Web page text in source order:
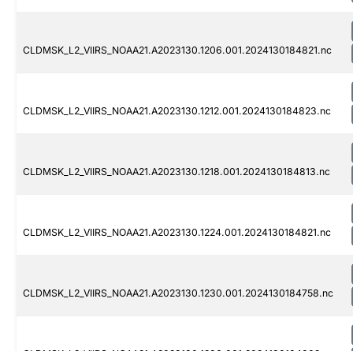
CLDMSK_L2_VIIRS_NOAA21.A2023130.1206.001.2024130184821.nc
CLDMSK_L2_VIIRS_NOAA21.A2023130.1212.001.2024130184823.nc
CLDMSK_L2_VIIRS_NOAA21.A2023130.1218.001.2024130184813.nc
CLDMSK_L2_VIIRS_NOAA21.A2023130.1224.001.2024130184821.nc
CLDMSK_L2_VIIRS_NOAA21.A2023130.1230.001.2024130184758.nc